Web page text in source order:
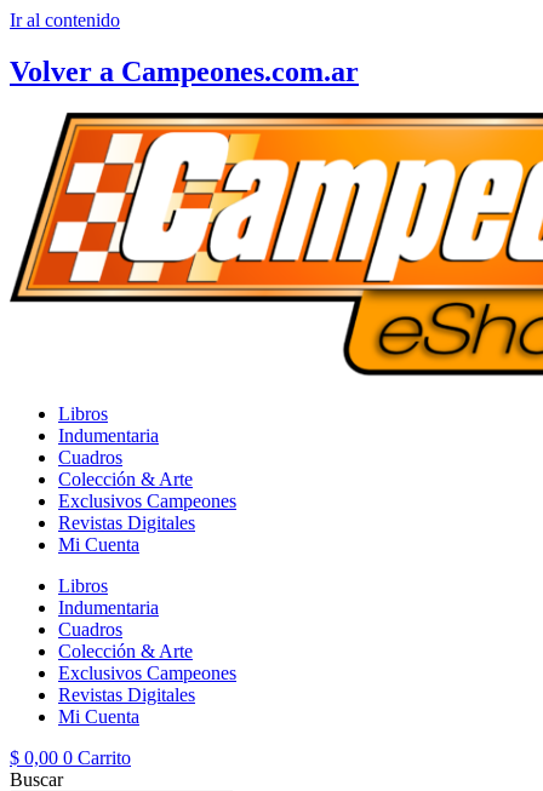
Ir al contenido
Volver a Campeones.com.ar
Libros
Indumentaria
Cuadros
Colección & Arte
Exclusivos Campeones
Revistas Digitales
Mi Cuenta
Libros
Indumentaria
Cuadros
Colección & Arte
Exclusivos Campeones
Revistas Digitales
Mi Cuenta
$ 0,00 0 Carrito
Buscar